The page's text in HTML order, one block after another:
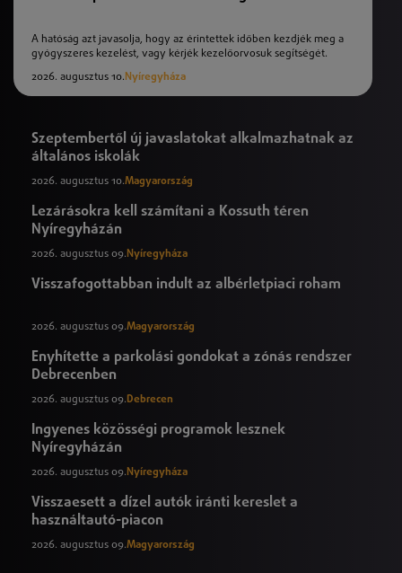
A hatóság azt javasolja, hogy az érintettek időben kezdjék meg a
gyógyszeres kezelést, vagy kérjék kezelőorvosuk segítségét.
2026. augusztus 10. Nyíregyháza
Szeptembertől új javaslatokat alkalmazhatnak az
általános iskolák
2026. augusztus 10.Magyarország
Lezárásokra kell számítani a Kossuth téren
Nyíregyházán
2026. augusztus 09. Nyíregyháza
Visszafogottabban indult az albérletpiaci roham
2026. augusztus 09.Magyarország
Enyhítette a parkolási gondokat a zónás rendszer
Debrecenben
2026. augusztus 09.Debrecen
Ingyenes közösségi programok lesznek
Nyíregyházán
2026. augusztus 09. Nyíregyháza
Visszaesett a dízel autók iránti kereslet a
használtautó-piacon
2026. augusztus 09.Magyarország